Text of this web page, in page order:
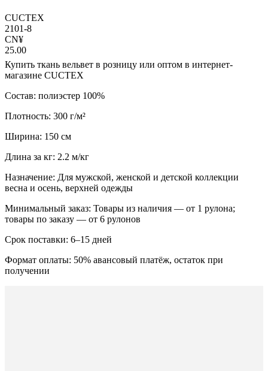
CUCTEX
2101-8
CN¥
25.00
Купить ткань вельвет в розницу или оптом в интернет-
магазине CUCTEX
Состав: полиэстер 100%
Плотность: 300 г/м²
Ширина: 150 см
Длина за кг: 2.2 м/кг
Назначение: Для мужской, женской и детской коллекции
весна и осень, верхней одежды
Минимальный заказ: Товары из наличия — от 1 рулона;
товары по заказу — от 6 рулонов
Срок поставки: 6–15 дней
Формат оплаты: 50% авансовый платёж, остаток при
получении